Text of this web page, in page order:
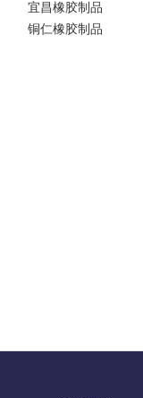
宜昌橡胶制品
铜仁橡胶制品